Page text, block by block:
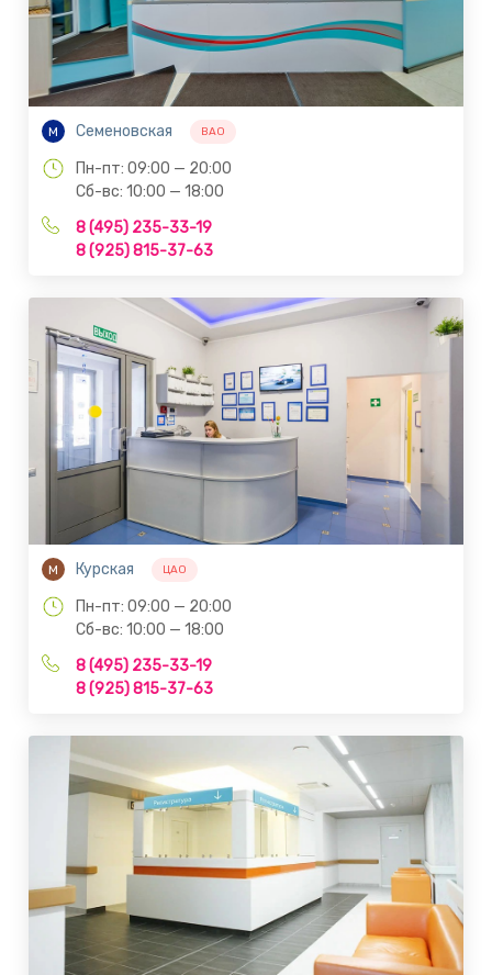
М Семеновская ВАО
Пн-пт: 09:00 — 20:00
Сб-вс: 10:00 — 18:00
8 (495) 235-33-19
8 (925) 815-37-63
М Курская ЦАО
Пн-пт: 09:00 — 20:00
Сб-вс: 10:00 — 18:00
8 (495) 235-33-19
8 (925) 815-37-63